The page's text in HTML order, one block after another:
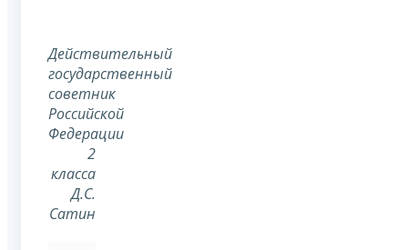
Действительный
государственный
советник
Российской
Федерации
2
класса
Д.С.
Сатин